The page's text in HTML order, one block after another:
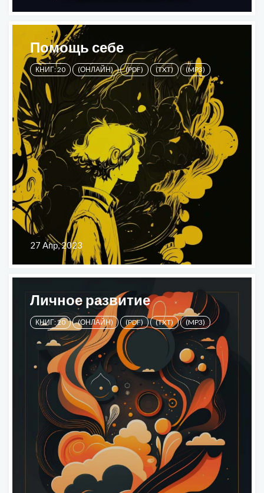
Помощь себе
КНИГ: 20 (ОНЛАЙН) (PDF) (TXT) (MP3)
27 Апр, 2023
Личное развитие
КНИГ: 20 (ОНЛАЙН) (PDF) (TXT) (MP3)